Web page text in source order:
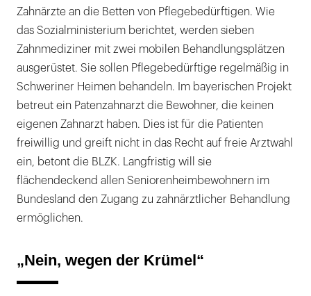
Zahnärzte an die Betten von Pflegebedürftigen. Wie
das Sozialministerium berichtet, werden sieben
Zahnmediziner mit zwei mobilen Behandlungsplätzen
ausgerüstet. Sie sollen Pflegebedürftige regelmäßig in
Schweriner Heimen behandeln. Im bayerischen Projekt
betreut ein Patenzahnarzt die Bewohner, die keinen
eigenen Zahnarzt haben. Dies ist für die Patienten
freiwillig und greift nicht in das Recht auf freie Arztwahl
ein, betont die BLZK. Langfristig will sie
flächendeckend allen Seniorenheimbewohnern im
Bundesland den Zugang zu zahnärztlicher Behandlung
ermöglichen.
„Nein, wegen der Krümel“